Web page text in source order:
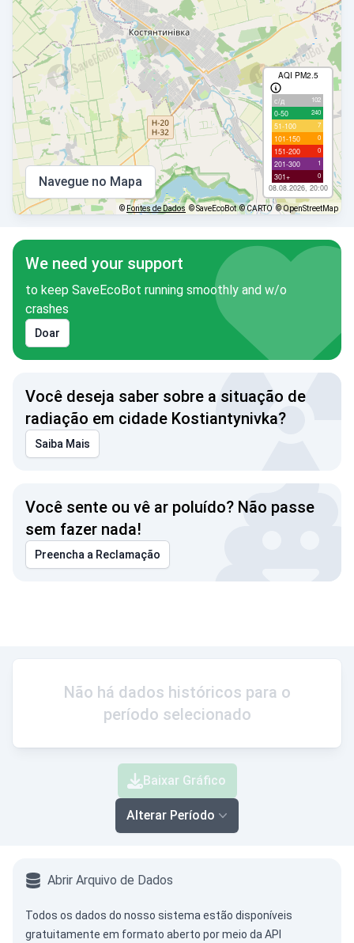
AQI PM2.5
с/д 102
0-50 240
51-100 7
101-150 0
151-200 0
201-300 1
301+ 0
08.08.2026, 20:00
Navegue no Mapa
©Fontes de Dados © SaveEcoBot © CARTO © OpenStreetMap
We need your support
to keep SaveEcoBot running smoothly and w/o
crashes
Doar
Você deseja saber sobre a situação de
radiação em cidade Kostiantynivka?
Saiba Mais
Você sente ou vê ar poluído? Não passe
sem fazer nada!
Preencha a Reclamação
Não há dados históricos para o
período selecionado
Baixar Gráfico
Alterar Período
Abrir Arquivo de Dados
Todos os dados do nosso sistema estão disponíveis
gratuitamente em formato aberto por meio da API